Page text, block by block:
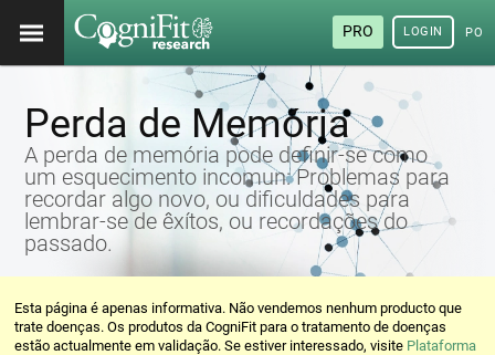
PRO LOGIN
Perda de Memória
A perda de memória pode definir-se como
um esquecimento incomun: Problemas para
recordar algo novo, ou dificuldades para
lembrar-se de êxítos, ou recordações do
passado.
Esta página é apenas informativa. Não vendemos nenhum producto que
trate doenças. Os produtos da CogniFit para o tratamento de doenças
estão actualmente em validação. Se estiver interessado, visite Plataforma